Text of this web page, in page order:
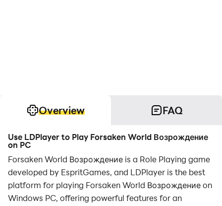
Overview FAQ
Use LDPlayer to Play Forsaken World Возрождение
on PC
Forsaken World Возрождение is a Role Playing game
developed by EspritGames, and LDPlayer is the best
platform for playing Forsaken World Возрождение on
Windows PC, offering powerful features for an